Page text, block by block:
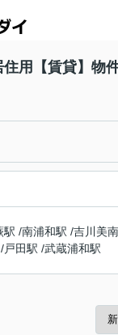
用【賃貸】物
駅 /南浦和駅 /吉川美
/戸田駅 /武蔵浦和駅